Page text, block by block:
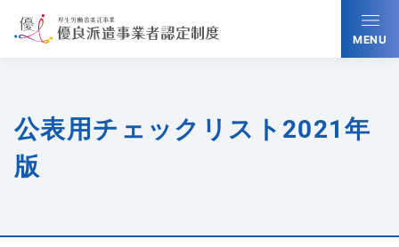
MENU
公表用チェックリスト2021年
版